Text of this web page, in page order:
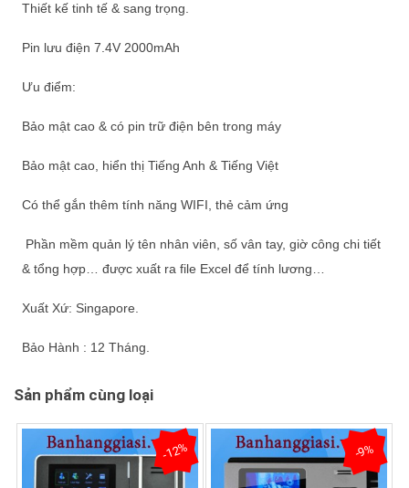
Thiết kế tinh tế & sang trọng.
Pin lưu điện 7.4V 2000mAh
Ưu điểm:
Bảo mật cao & có pin trữ điện bên trong máy
Bảo mật cao, hiển thị Tiếng Anh & Tiếng Việt
Có thể gắn thêm tính năng WIFI, thẻ cảm ứng
Phần mềm quản lý tên nhân viên, số vân tay, giờ công chi tiết
& tổng hợp… được xuất ra file Excel để tính lương…
Xuất Xứ: Singapore.
Bảo Hành : 12 Tháng.
Sản phẩm cùng loại
-12% -9%